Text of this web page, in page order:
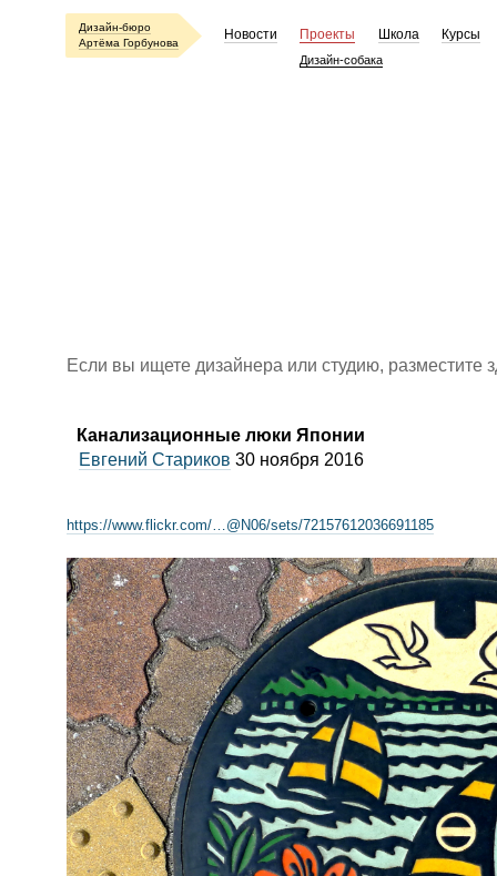
Дизайн-бюро
Артёма Горбунова
Новости Проекты
Дизайн-собака
Школа Курсы
Если вы ищете дизайнера или студию, разместите
Канализационные люки Японии
Евгений Стариков 30 ноября 2016
https://www.flickr.com/…@N06/sets/72157612036691185